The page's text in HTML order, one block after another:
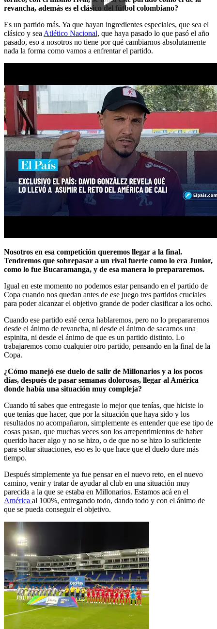
revancha, además es el clásico del fútbol colombiano?
Es un partido más. Ya que hayan ingredientes especiales, que sea el
clásico y sea Atlético Nacional, que haya pasado lo que pasó el año
pasado, eso a nosotros no tiene por qué cambiarnos absolutamente
nada la forma como vamos a enfrentar el partido.
Nosotros en esa competición queremos llegar a la final.
Tendremos que sobrepasar a un rival fuerte como lo era Junior,
como lo fue Bucaramanga, y de esa manera lo prepararemos.
Igual en este momento no podemos estar pensando en el partido de
Copa cuando nos quedan antes de ese juego tres partidos cruciales
para poder alcanzar el objetivo grande de poder clasificar a los ocho.
Cuando ese partido esté cerca hablaremos, pero no lo prepararemos
desde el ánimo de revancha, ni desde el ánimo de sacarnos una
espinita, ni desde el ánimo de que es un partido distinto. Lo
trabajaremos como cualquier otro partido, pensando en la final de la
Copa.
¿Cómo manejó ese duelo de salir de Millonarios y a los pocos
días, después de pasar semanas dolorosas, llegar al América
donde había una situación muy compleja?
Cuando tú sabes que entregaste lo mejor que tenías, que hiciste lo
que tenías que hacer, que por la situación que haya sido y los
resultados no acompañaron, simplemente es entender que ese tipo de
cosas pasan, que muchas veces son los arrepentimientos de haber
querido hacer algo y no se hizo, o de que no se hizo lo suficiente
para soltar situaciones, eso es lo que hace que el duelo dure más
tiempo.
Después simplemente ya fue pensar en el nuevo reto, en el nuevo
camino, venir y tratar de ayudar al club en una situación muy
parecida a la que se estaba en Millonarios. Estamos acá en el
América al 100%, entregando todo, dando todo y con el ánimo de
que se pueda conseguir el objetivo.